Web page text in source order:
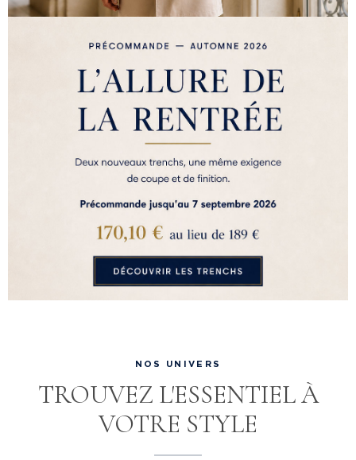
NOS UNIVERS
TROUVEZ L'ESSENTIEL À
VOTRE STYLE